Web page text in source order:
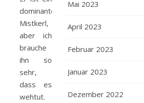
dominanter
Mistkerl,
aber ich
brauche
ihn so
sehr,
dass es
wehtut.
Mai 2023
April 2023
Februar 2023
Januar 2023
Dezember 2022